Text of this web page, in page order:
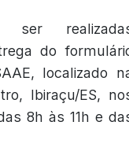
ser
do
localizado
Ibiraçu/ES,
8h às 11h e